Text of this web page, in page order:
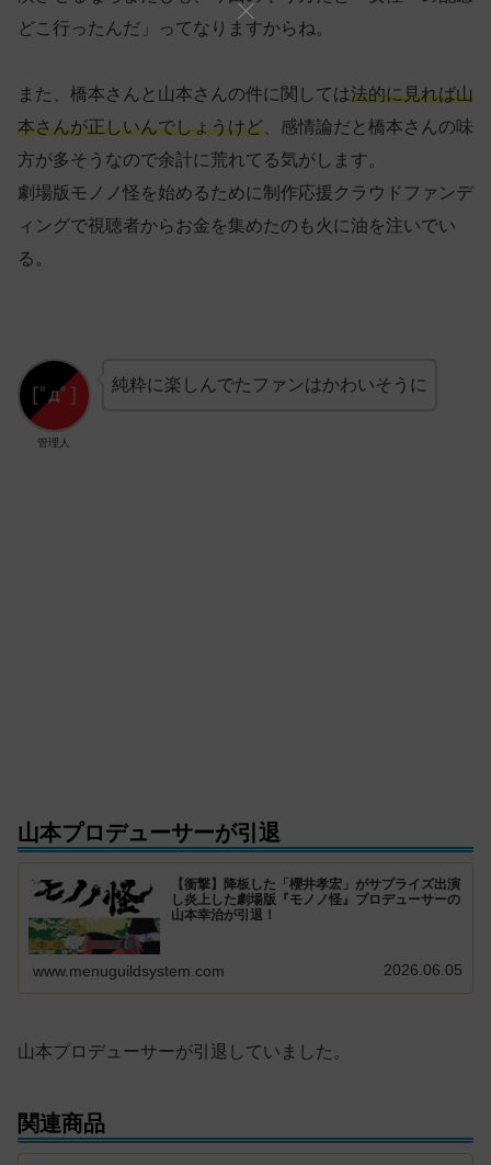
どこ行ったんだ」ってなりますからね。
また、橋本さんと山本さんの件に関しては法的に見れば山
本さんが正しいんでしょうけど 、感情論だと橋本さんの味
方が多そうなので余計に荒れてる気がします。
劇場版モノノ怪を始めるために制作応援クラウドファンデ
ィングで視聴者からお金を集めたのも火に油を注いでい
る。
管理人
純粋に楽しんでたファンはかわいそうに
山本プロデューサーが引退
【衝撃】降板した「櫻井孝宏」がサプライズ出演
し炎上した劇場版『モノノ怪』プロデューサーの
山本幸治が引退！
www.menuguildsystem.com 2026.06.05
山本プロデューサーが引退していました。
関連商品